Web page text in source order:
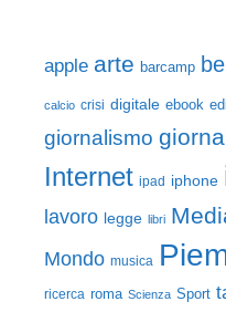
apple arte barcamp
calcio crisi digitale ebook
giornalismo
Internet ipad iphone
lavoro legge libri
Mondo musica
ricerca roma Scienza Sport